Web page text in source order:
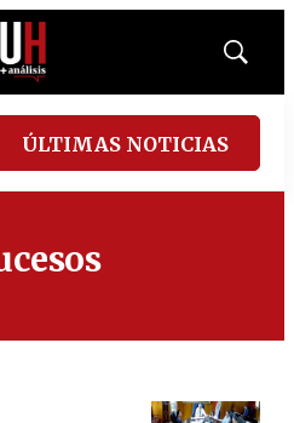
Mostrar
ÚLTIMAS NOTICIAS